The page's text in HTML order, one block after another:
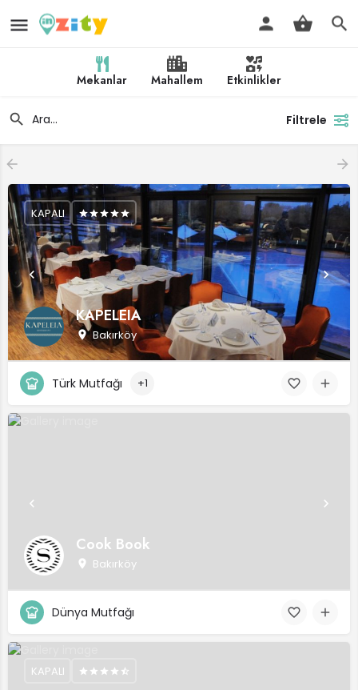
Mekanlar Mahallem Etkinlikler
Filtrele
KAPELEIA
Bakırköy
KAPALI
Türk Mutfağı +1
Cook Book
Bakırköy
Dünya Mutfağı
KAPALI